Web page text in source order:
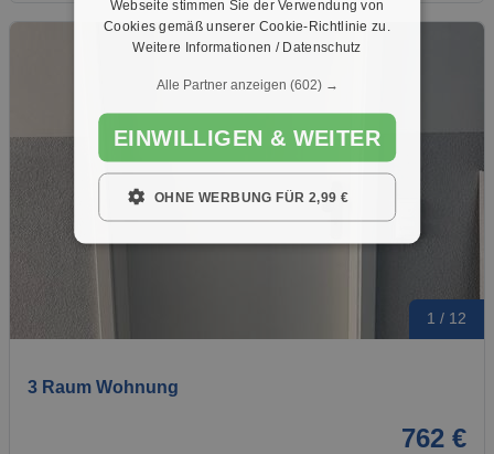
1 / 12
3 Raum Wohnung
762 €
Webseite stimmen Sie der Verwendung von
Cookies gemäß unserer Cookie-Richtlinie zu.
Weitere Informationen / Datenschutz
Alle Partner anzeigen (602) →
EINWILLIGEN & WEITER
OHNE WERBUNG FÜR 2,99 €